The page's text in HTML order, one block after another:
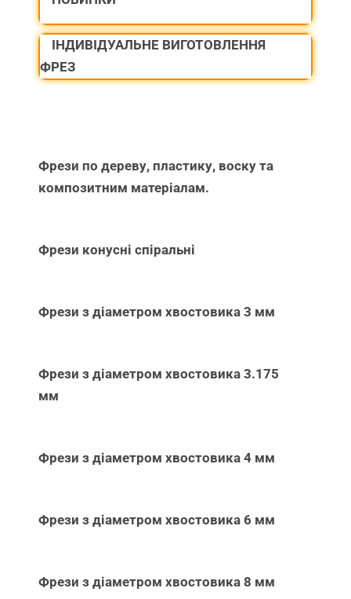
ІНДИВІДУАЛЬНЕ ВИГОТОВЛЕННЯ
ФРЕЗ
Фрези по дереву, пластику, воску та
композитним матеріалам.
Фрези конусні спіральні
Фрези з діаметром хвостовика 3 мм
Фрези з діаметром хвостовика 3.175
мм
Фрези з діаметром хвостовика 4 мм
Фрези з діаметром хвостовика 6 мм
Фрези з діаметром хвостовика 8 мм